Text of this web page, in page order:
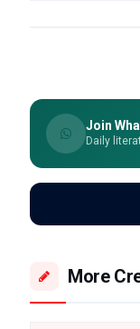
Join
Daily
More